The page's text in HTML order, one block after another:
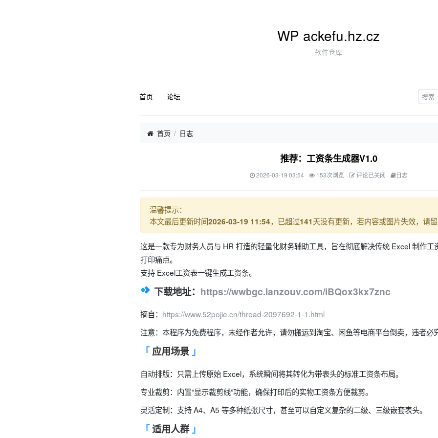
WP ackefu.hz.cz
软件仓库
首页 论坛
首页 日志
推荐：工资条生成器V1.0
2026-03-19 03:54 153次浏览 评论已关闭 日志
温馨提示：
本文最后更新时间2026-03-19 11:54，已超过141天没有更新，若内容或图片失效，请
这是一款专为财务人员与 HR 打造的轻量化财务辅助工具，旨在彻底解决传统 Excel 制作工
打印痛点。
支持 Excel工资表一键生成工资条。
下载地址： https://wwbgc.lanzouv.com/iBQox3kx7znc
摘自： https://www.52pojie.cn/thread-2097692-1-1.html
注意：本程序为免费程序，未经作者允许，请勿搬运到淘宝、闲鱼等电商平台倒卖，违者必
应用场景
自动排版：只需上传原始 Excel，系统瞬间将其转化为带表头的标准工资条布局。
专业裁剪：内置“显示裁剪线”功能，确保打印后的实物工资条方便裁剪。
灵活定制：支持 A4、A5 等多种纸张尺寸，甚至可以自定义复杂的二级、三级嵌套表头。
适用人群